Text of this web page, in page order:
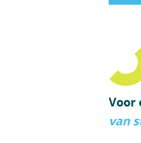
Voor
van